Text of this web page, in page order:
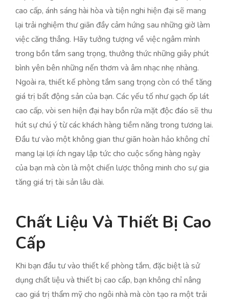
cao cấp, ánh sáng hài hòa và tiện nghi hiện đại sẽ mang
lại trải nghiệm thư giãn đầy cảm hứng sau những giờ làm
việc căng thẳng. Hãy tưởng tượng về việc ngâm mình
trong bồn tắm sang trọng, thưởng thức những giây phút
bình yên bên những nến thơm và âm nhạc nhẹ nhàng.
Ngoài ra, thiết kế phòng tắm sang trọng còn có thể tăng
giá trị bất động sản của bạn. Các yếu tố như gạch ốp lát
cao cấp, vòi sen hiện đại hay bồn rửa mặt độc đáo sẽ thu
hút sự chú ý từ các khách hàng tiềm năng trong tương lai.
Đầu tư vào một không gian thư giãn hoàn hảo không chỉ
mang lại lợi ích ngay lập tức cho cuộc sống hàng ngày
của bạn mà còn là một chiến lược thông minh cho sự gia
tăng giá trị tài sản lâu dài.
Chất Liệu Và Thiết Bị Cao
Cấp
Khi bạn đầu tư vào thiết kế phòng tắm, đặc biệt là sử
dụng chất liệu và thiết bị cao cấp, bạn không chỉ nâng
cao giá trị thẩm mỹ cho ngôi nhà mà còn tạo ra một trải